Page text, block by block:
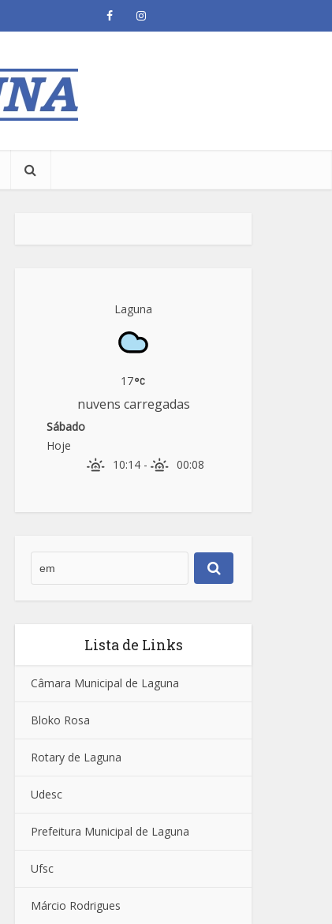
Laguna
17
nuvens carregadas
Sábado
Hoje
10:14 - 00:08
Lista de Links
Câmara Municipal de Laguna
Bloko Rosa
Rotary de Laguna
Udesc
Prefeitura Municipal de Laguna
Ufsc
Márcio Rodrigues